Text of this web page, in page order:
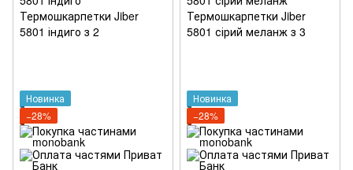
Новинка
−28%
Новинка
−28%